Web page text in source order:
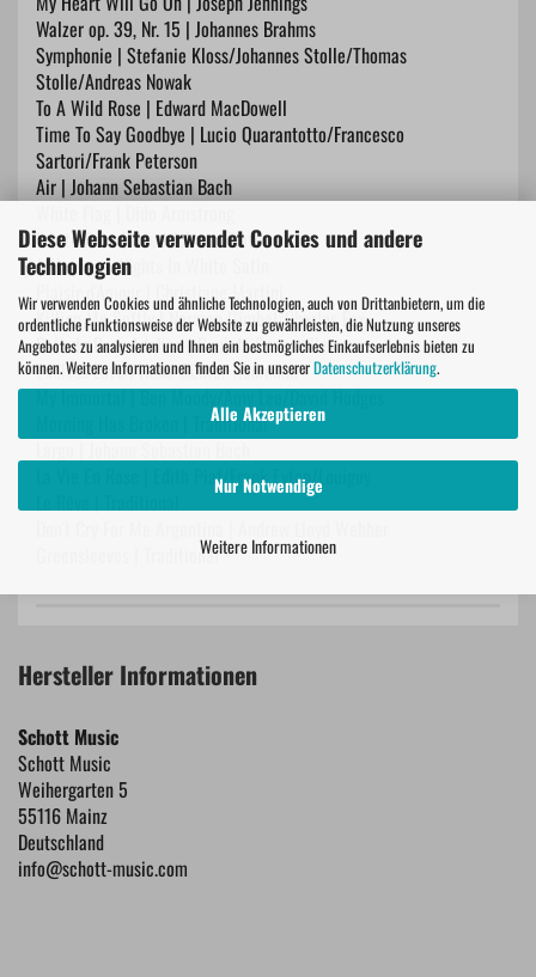
Diese Webseite verwendet Cookies und andere
Technologien
Wir verwenden Cookies und ähnliche Technologien, auch von Drittanbietern, um die
ordentliche Funktionsweise der Website zu gewährleisten, die Nutzung unseres
Angebotes zu analysieren und Ihnen ein bestmögliches Einkaufserlebnis bieten zu
können. Weitere Informationen finden Sie in unsererDatenschutzerklärung.
Alle Akzeptieren
Nur Notwendige
Weitere Informationen
Walzer op. 39, Nr. 15 | Johannes Brahms
Symphonie | Stefanie Kloss/Johannes Stolle/Thomas
Stolle/Andreas Nowak
To A Wild Rose | Edward MacDowell
Time To Say Goodbye | Lucio Quarantotto/Francesco
Sartori/Frank Peterson
Air | Johann Sebastian Bach
Letzte Rose | Friedrich von Flotow
J. Hayward: Nights In White Satin
Plaisir d'Amour | Christiane Martini
Killing Me Softly | Norman Gimbel/Charles Fox
Ballade Pour Adeline | Paul de Senneville
Endless Love | Hans-Günter Heumann
My Immortal | Ben Moody/Amy Lee/David Hodges
Morning Has Broken | Traditional
La Vie En Rose | Edith Piaf/Frank Eyton/Louiguy
Greensleeves | Traditional
Hersteller Informationen
Schott Music
Schott Music
Weihergarten 5
55116 Mainz
Deutschland
info@schott-music.com